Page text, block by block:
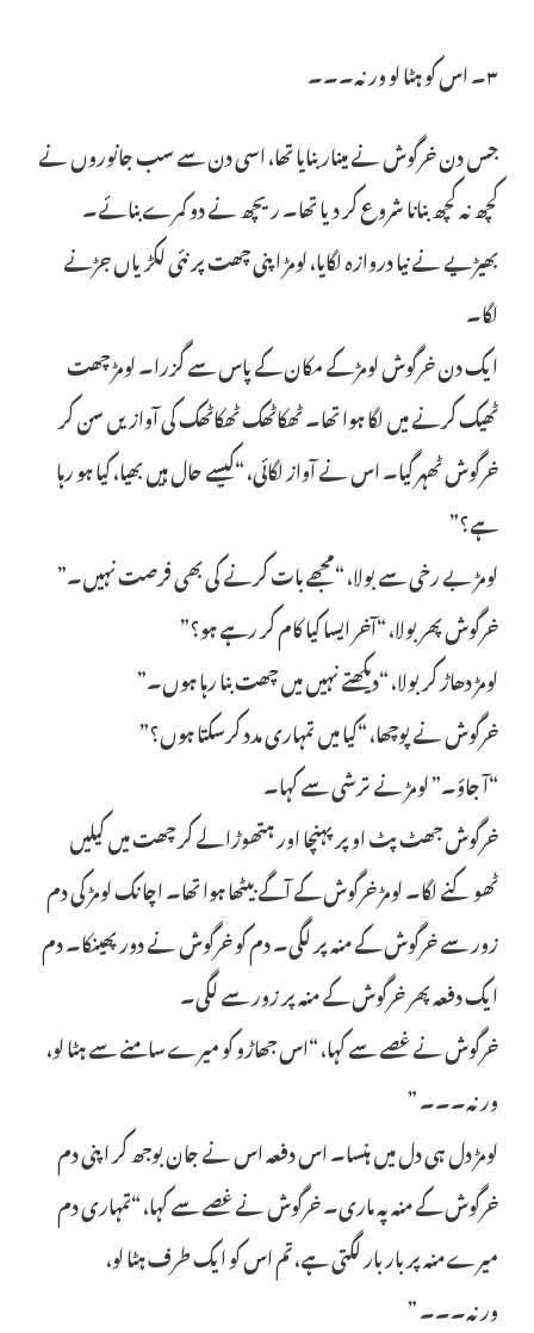
۳۔ اس کو ہٹا لو ورنہ۔۔۔
جس دن خرگوش نے مینار بنایا تھا، اسی دن سے سب جانوروں نے
کچھ نہ کچھ بنانا شروع کر دیا تھا۔ ریچھ نے دو کمرے بنائے۔
بھیڑیے نے نیا دروازہ لگایا، لومڑ اپنی چھت پر نئی لکڑیاں جڑنے
لگا۔
ایک دن خرگوش لومڑ کے مکان کے پاس سے گزرا۔ لومڑ چھت
ٹھیک کرنے میں لگا ہوا تھا۔ ٹھکاٹھک ٹھکاٹھک کی آوازیں سن کر
خرگوش ٹھہر گیا۔ اس نے آواز لگائی، “کیسے حال ہیں بھیا، کیا ہو رہا
ہے؟”
لومڑ بے رخی سے بولا، “مجھے بات کرنے کی بھی فرصت نہیں۔”
خرگوش پھر بولا، “آخر ایسا کیا کام کر رہے ہو؟”
لومڑ دھاڑ کر بولا، “دیکھتے نہیں میں چھت بنا رہا ہوں۔”
خرگوش نے پوچھا، “کیا میں تمہاری مدد کرسکتا ہوں؟”
“آ جاؤ۔” لومڑ نے ترشی سے کہا۔
خرگوش جھٹ پٹ اوپر پہنچا اور ہتھوڑا لے کر چھت میں کیلیں
ٹھوکنے لگا۔ لومڑ خرگوش کے آگے بیٹھا ہوا تھا۔ اچانک لومڑ کی دم
زور سے خرگوش کے منہ پر لگی۔ دم کو خرگوش نے دور پھینکا۔ دم
ایک دفعہ پھر خرگوش کے منہ پر زور سے لگی۔
خرگوش نے غصے سے کہا، “اس جھاڑو کو میرے سامنے سے ہٹا لو،
ورنہ۔۔۔ ”
لومڑ دل ہی دل میں ہنسا۔ اس دفعہ اس نے جان بوجھ کر اپنی دم
خرگوش کے منہ پہ ماری۔ خرگوش نے غصے سے کہا، “تمہاری دم
میرے منہ پر بار بار لگتی ہے، تم اس کو ایک طرف ہٹا لو،
ورنہ۔۔۔ ”